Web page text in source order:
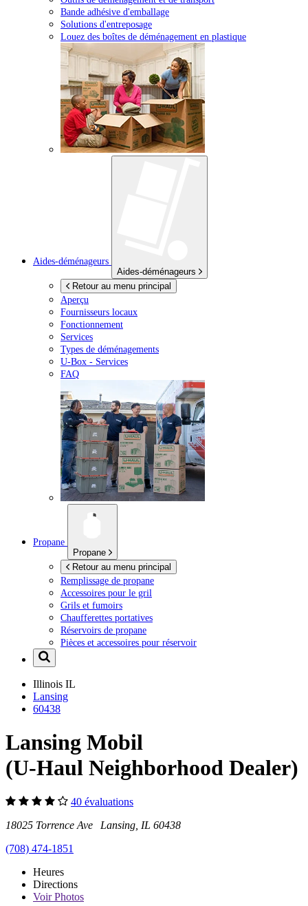
Bande adhésive d'emballage
Solutions d'entreposage
Louez des boîtes de déménagement en plastique
Aides-déménageurs
Aides-déménageurs
Retour au menu principal
Aperçu
Fournisseurs locaux
Fonctionnement
Services
Types de déménagements
U-Box - Services
FAQ
Propane
Propane
Retour au menu principal
Remplissage de propane
Accessoires pour le gril
Grils et fumoirs
Chaufferettes portatives
Réservoirs de propane
Pièces et accessoires pour réservoir
Illinois IL
Lansing
60438
Lansing Mobil
(U-Haul Neighborhood Dealer)
40 évaluations
18025 Torrence Ave Lansing, IL 60438
(708) 474-1851
Heures
Directions
VoirPhotos